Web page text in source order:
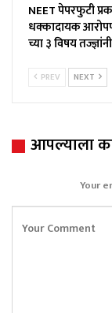
NEET पेपरफुटी
धक्कादायक
च्या ३ विषय
PREV NEXT
आपल्याला
Your